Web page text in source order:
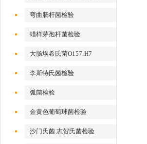
弯曲肠杆菌检验
蜡样芽孢杆菌检验
大肠埃希氏菌O157:H7
李斯特氏菌检验
弧菌检验
金黄色葡萄球菌检验
沙门氏菌 志贺氏菌检验